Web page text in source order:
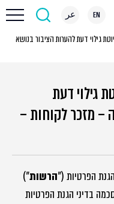
EN عر
גילוי דעת להערות הציבור בנושא
גילוי דעת
– מזכר לקוחות –
הרשות")
בדיני הגנת הפרטיות